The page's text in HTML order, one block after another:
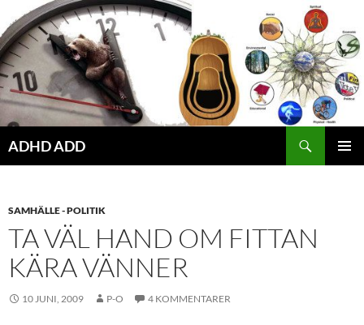
Hoppa
till
innehåll
ADHD ADD
SAMHÄLLE - POLITIK
TA VÄL HAND OM FITTAN
KÄRA VÄNNER
10 JUNI, 2009 P-O 4 KOMMENTARER